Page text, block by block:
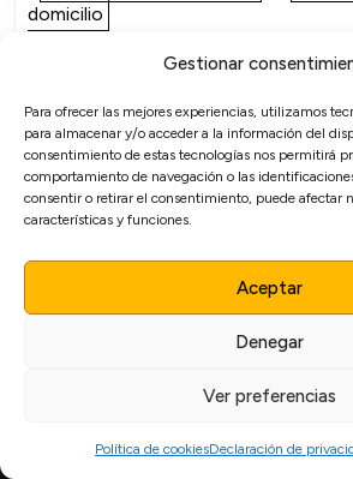
Gestionar
Para ofrecer las mejores experiencias, utilizamos
para almacenar y/o acceder a la información del
consentimiento de estas tecnologías nos permitirá
comportamiento de navegación o las
consentir o retirar el consentimiento, puede afectar
características y funciones.
Aceptar
Denegar
Ver preferencias
Política de cookiesDeclaración de
domicilio
Categorías
Escape Rooms Empresariales